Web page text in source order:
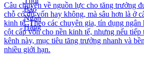
Câu chuyện về nguồn lực cho tăng trưởng
chỗ có đủ vốn hay không, mà sâu hơn là ở
kinh tế. Theo các chuyên gia, tín dụng ngân
cột cấp vốn cho nền kinh tế, nhưng nếu
kênh này, mục tiêu tăng trưởng nhanh và
nhiều giới hạn.